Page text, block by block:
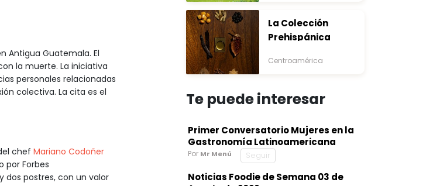
Antigua Guatemala. El
la muerte. La iniciativa
personales relacionadas
colectiva. La cita es el
chef Mariano Codoñer
por Forbes
dos postres, con un valor
La Colección
Prehispánica
Centroamérica
Te puede interesar
Primer Conversatorio Mujeres en la
Gastronomía Latinoamericana
Por Mr Menú Seguir
Noticias Foodie de Semana 03 de